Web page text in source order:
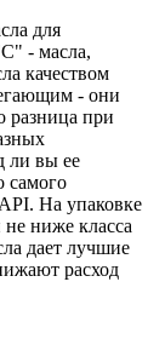
для
- масла,
качеством
- они
разница при
ли вы ее
самого
На упаковке
ниже класса
дает лучшие
расход